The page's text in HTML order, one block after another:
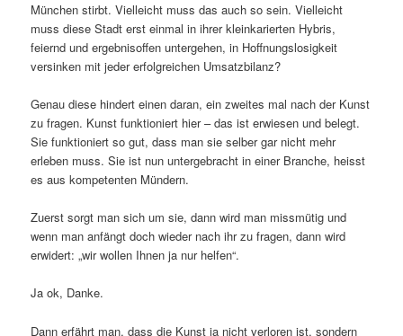
München stirbt. Vielleicht muss das auch so sein. Vielleicht
muss diese Stadt erst einmal in ihrer kleinkarierten Hybris,
feiernd und ergebnisoffen untergehen, in Hoffnungslosigkeit
versinken mit jeder erfolgreichen Umsatzbilanz?
Genau diese hindert einen daran, ein zweites mal nach der Kunst
zu fragen. Kunst funktioniert hier – das ist erwiesen und belegt.
Sie funktioniert so gut, dass man sie selber gar nicht mehr
erleben muss. Sie ist nun untergebracht in einer Branche, heisst
es aus kompetenten Mündern.
Zuerst sorgt man sich um sie, dann wird man missmütig und
wenn man anfängt doch wieder nach ihr zu fragen, dann wird
erwidert: „wir wollen Ihnen ja nur helfen“.
Ja ok, Danke.
Dann erfährt man, dass die Kunst ja nicht verloren ist, sondern